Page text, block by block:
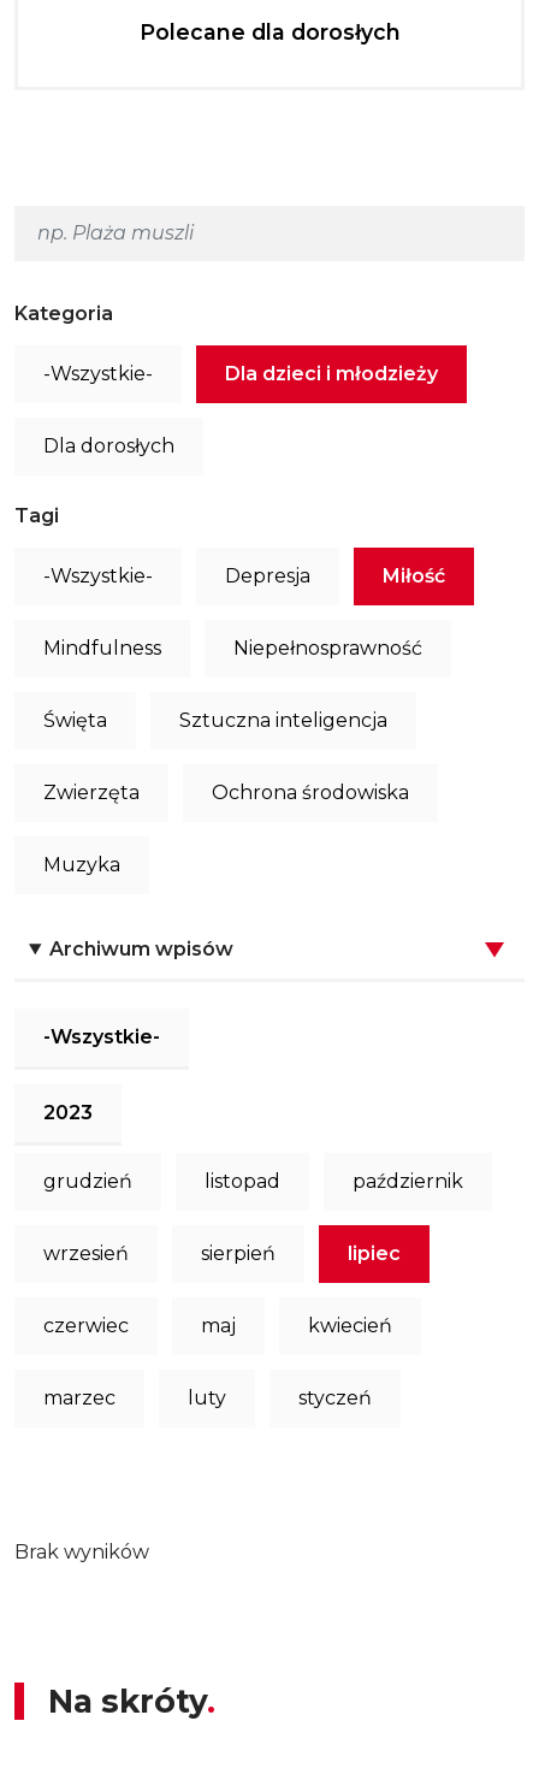
Polecane dla dorosłych
Kategoria
-Wszystkie- Dla dzieci i młodzieży
Dla dorosłych
Tagi
-Wszystkie- Depresja Miłość
Mindfulness Niepełnosprawność
Święta Sztuczna inteligencja
Zwierzęta Ochrona środowiska
Muzyka
Archiwum wpisów
-Wszystkie-
2023
grudzień listopad październik
wrzesień sierpień lipiec
czerwiec maj kwiecień
marzec luty styczeń
Brak wyników
Na skróty